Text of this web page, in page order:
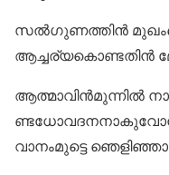
സൽഗുണത്തിൻ
ആച്ചര്യകൊണ്ടതിൻ
ആത്മാവിൻമുന്നിൽ
വാനംമുട്ടെ